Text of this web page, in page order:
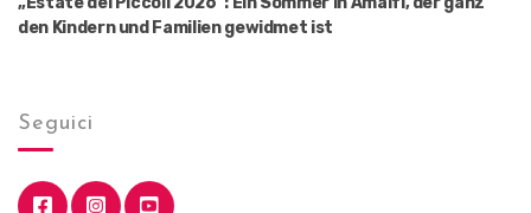
den Kindern und Familien gewidmet ist
Seguici